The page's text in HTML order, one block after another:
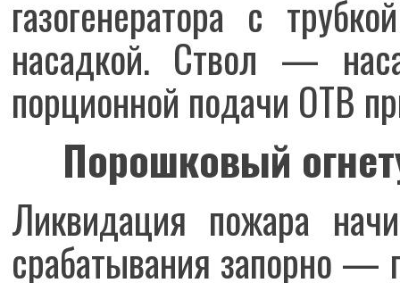
газогенератора с
насадкой. Ствол —
порционной подачи ОТВ
Порошковый
Ликвидация пожара
срабатывания запорно —